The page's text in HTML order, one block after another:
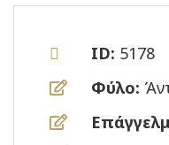
ID: 5178
Φύλο: